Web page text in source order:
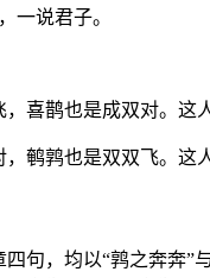
一说君子。
喜鹊也是成双对。这
鹌鹑也是双双飞。这
句，均以“鹑之奔奔”